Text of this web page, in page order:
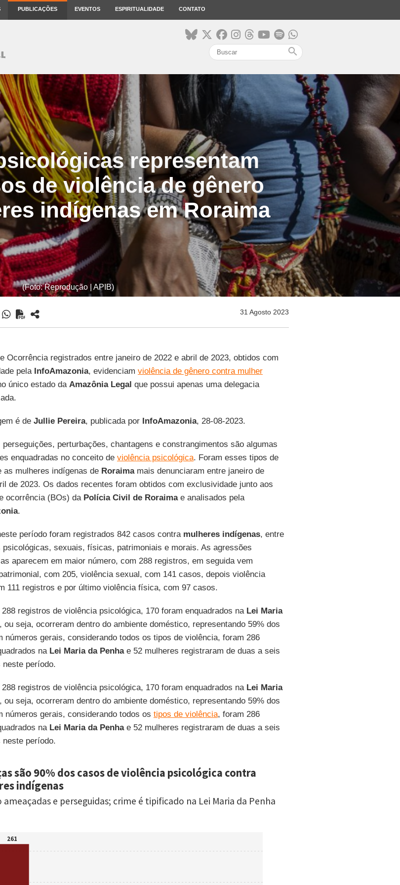
PUBLICAÇÕES EVENTOS ESPIRITUALIDADE CONTATO
search
representam
de violência de gênero
indígenas em Roraima
(Foto: Reprodução | APIB)
31 Agosto 2023
Ocorrência registrados entre janeiro de 2022 e abril de 2023, obtidos com
pelaInfoAmazonia, evidenciam violência de gênero contra mulher
único estado da Amazônia Legal que possui apenas uma delegacia
é de Jullie Pereira, publicada por InfoAmazonia, 28-08-2023.
perseguições, perturbações, chantagens e constrangimentos são algumas
enquadradas no conceito de violência psicológica. Foram esses tipos de
as mulheres indígenas de Roraimamais denunciaram entre janeiro de
de 2023. Os dados recentes foram obtidos com exclusividade junto aos
ocorrência (BOs) da Polícia Civil de Roraimae analisados pela
.
período foram registrados 842 casos contramulheres indígenas, entre
psicológicas, sexuais, físicas, patrimoniais e morais. As agressões
aparecem em maior número, com 288 registros, em seguida vem
com 205, violência sexual, com 141 casos, depois violência
111 registros e por último violência física, com 97 casos.
registros de violência psicológica, 170 foram enquadrados na Lei Maria
ou seja, ocorreram dentro do ambiente doméstico, representando 59% dos
números gerais, considerando todos os tipos de violência, foram 286
naLei Maria da Penhae 52 mulheres registraram de duas a seis
neste período.
registros de violência psicológica, 170 foram enquadrados naLei Maria
ou seja, ocorreram dentro do ambiente doméstico, representando 59% dos
números gerais, considerando todos os tipos de violência, foram 286
naLei Maria da Penhae 52 mulheres registraram de duas a seis
neste período.